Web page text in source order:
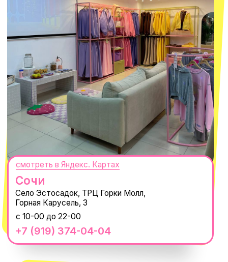
Telegram
WhatsApp
8 800 550-06-92
macrocosm_store@mail.ru
КОНТАКТЫ
Оплата долями
Size guide
Обмен и возврат
ПОКУПАТЕЛЯМ
Вакансии
Реквизиты
Магазины
Наши путешествия
Наши проекты
Новости
Каталог
О КОМПАНИИ
Нажимая "Подписаться", вы соглашаетесь с Политикой обработки
Согласием на рассылку электронных
@MACROCOSM_STORE
MACROCOSM
000+ подписчиков
14'000+ подписчиков в нашем Telegram-канале
Политика обработки персональных